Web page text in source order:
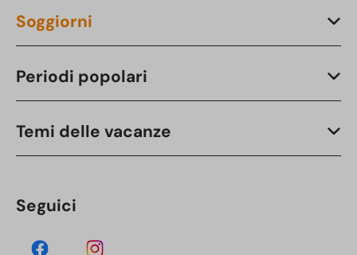
Soggiorni
Periodi popolari
Temi delle vacanze
Seguici